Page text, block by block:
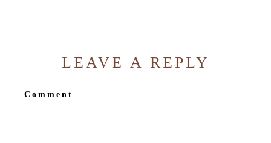
LEAVE A REPLY
Comment